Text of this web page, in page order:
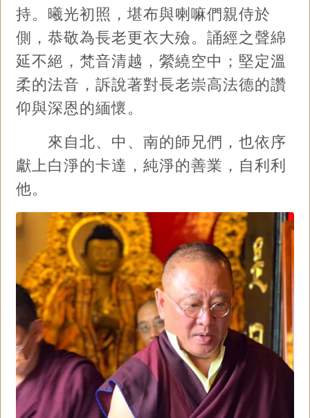
持。曦光初照，堪布與喇嘛們親侍於
側，恭敬為長老更衣大殮。誦經之聲綿
延不絕，梵音清越，縈繞空中；堅定溫
柔的法音，訴說著對長老崇高法德的讚
仰與深恩的緬懷。
來自北、中、南的師兄們，也依序
獻上白淨的卡達，純淨的善業，自利利
他。